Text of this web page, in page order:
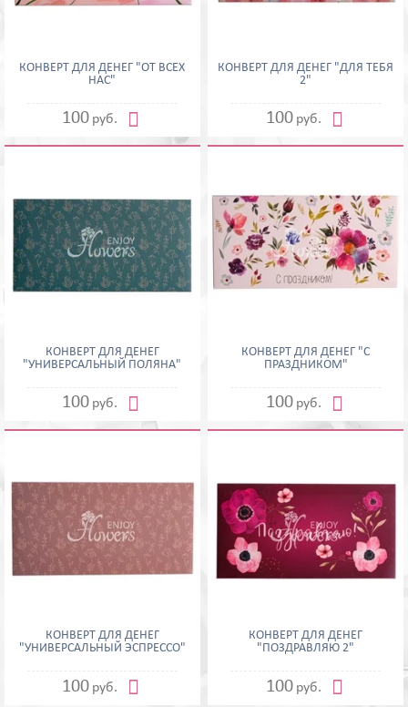
КОНВЕРТ ДЛЯ ДЕНЕГ "ОТ ВСЕХ
НАС"
100 руб. 
КОНВЕРТ ДЛЯ ДЕНЕГ "ДЛЯ ТЕБЯ
2"
100 руб. 
КОНВЕРТ ДЛЯ ДЕНЕГ
"УНИВЕРСАЛЬНЫЙ ПОЛЯНА"
100 руб. 
КОНВЕРТ ДЛЯ ДЕНЕГ "С
ПРАЗДНИКОМ"
100 руб. 
КОНВЕРТ ДЛЯ ДЕНЕГ
"УНИВЕРСАЛЬНЫЙ ЭСПРЕССО"
100 руб. 
КОНВЕРТ ДЛЯ ДЕНЕГ
"ПОЗДРАВЛЯЮ 2"
100 руб. 